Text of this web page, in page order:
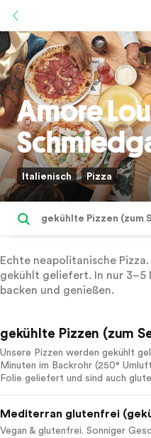
Amore
Italienisch Pizza
gekühlte Pizzen (zum
Echte neapolitanische
gekühlt geliefert. In nur 3–5
backen und genießen.
gekühlte Pizzen (zum
Unsere Pizzen werden gekühlt
Minuten im Backrohr (250°
Folie geliefert und sind auch
Mediterran glutenfrei
Vegan & glutenfrei. Sonniger